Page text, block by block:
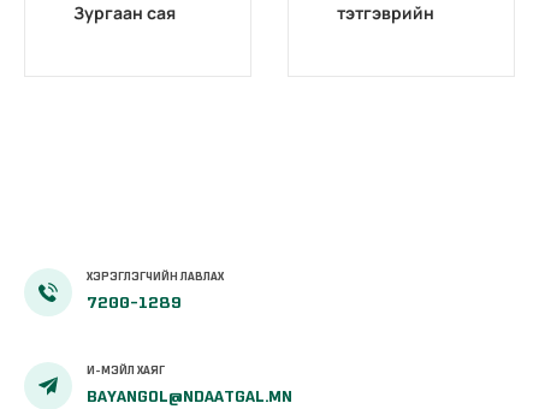
Зургаан сая
тэтгэврийн
ХЭРЭГЛЭГЧИЙН ЛАВЛАХ
7200-1289
И-МЭЙЛ ХАЯГ
BAYANGOL@NDAATGAL.MN